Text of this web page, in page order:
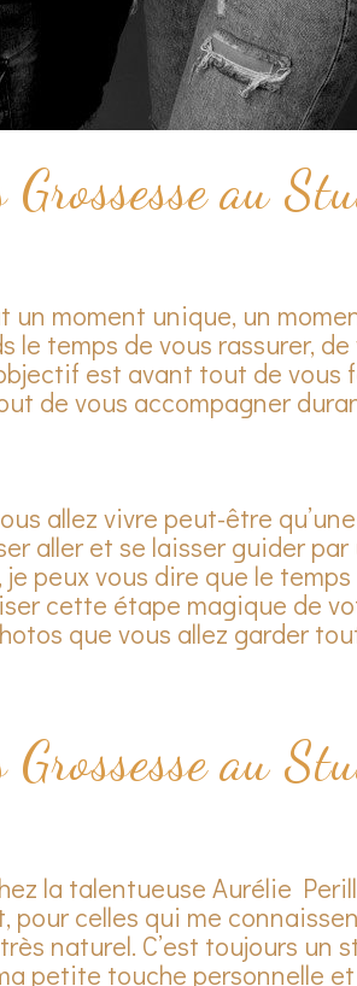
Grossesse au
un moment unique, un
le temps de vous rassurer,
est avant tout de vous
de vous accompagner
allez vivre peut-être
aller et se laisser guider
peux vous dire que le
cette étape magique de
que vous allez garder
Grossesse au
la talentueuse Aurélie
pour celles qui me
naturel. C’est toujours un
petite touche personnelle